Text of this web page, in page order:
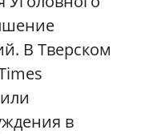
В Тверском
в